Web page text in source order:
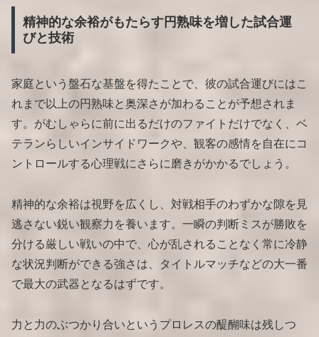
精神的な余裕がもたらす円熟味を増した試合運
びと技術
家庭という盤石な基盤を得たことで、彼の試合運びにはこ
れまで以上の円熟味と奥深さが加わることが予想されま
す。がむしゃらに前に出るだけのファイトだけでなく、ベ
テランらしいインサイドワークや、観客の感情を自在にコ
ントロールする心理戦にさらに磨きがかかるでしょう。
精神的な余裕は視野を広くし、対戦相手のわずかな隙を見
逃さない鋭い観察力を養います。一瞬の判断ミスが勝敗を
分ける厳しい戦いの中で、心が乱されることなく常に冷静
な状況判断ができる強さは、タイトルマッチなどの大一番
で最大の武器となるはずです。
力と力のぶつかり合いというプロレスの醍醐味は残しつ